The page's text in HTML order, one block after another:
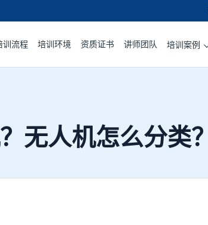
训流程 培训环境 资质证书 讲师团队 培训案例
人机怎么分类？